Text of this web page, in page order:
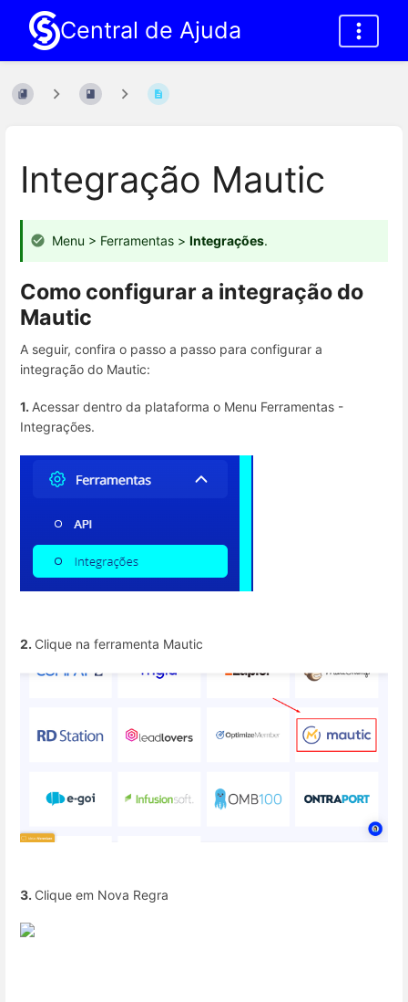
Central de Ajuda
Integração Mautic
Menu > Ferramentas > Integrações.
Como configurar a integração do
Mautic
A seguir, confira o passo a passo para configurar a
integração do Mautic:
1. Acessar dentro da plataforma o Menu Ferramentas -
Integrações.
2. Clique na ferramenta Mautic
3. Clique em Nova Regra